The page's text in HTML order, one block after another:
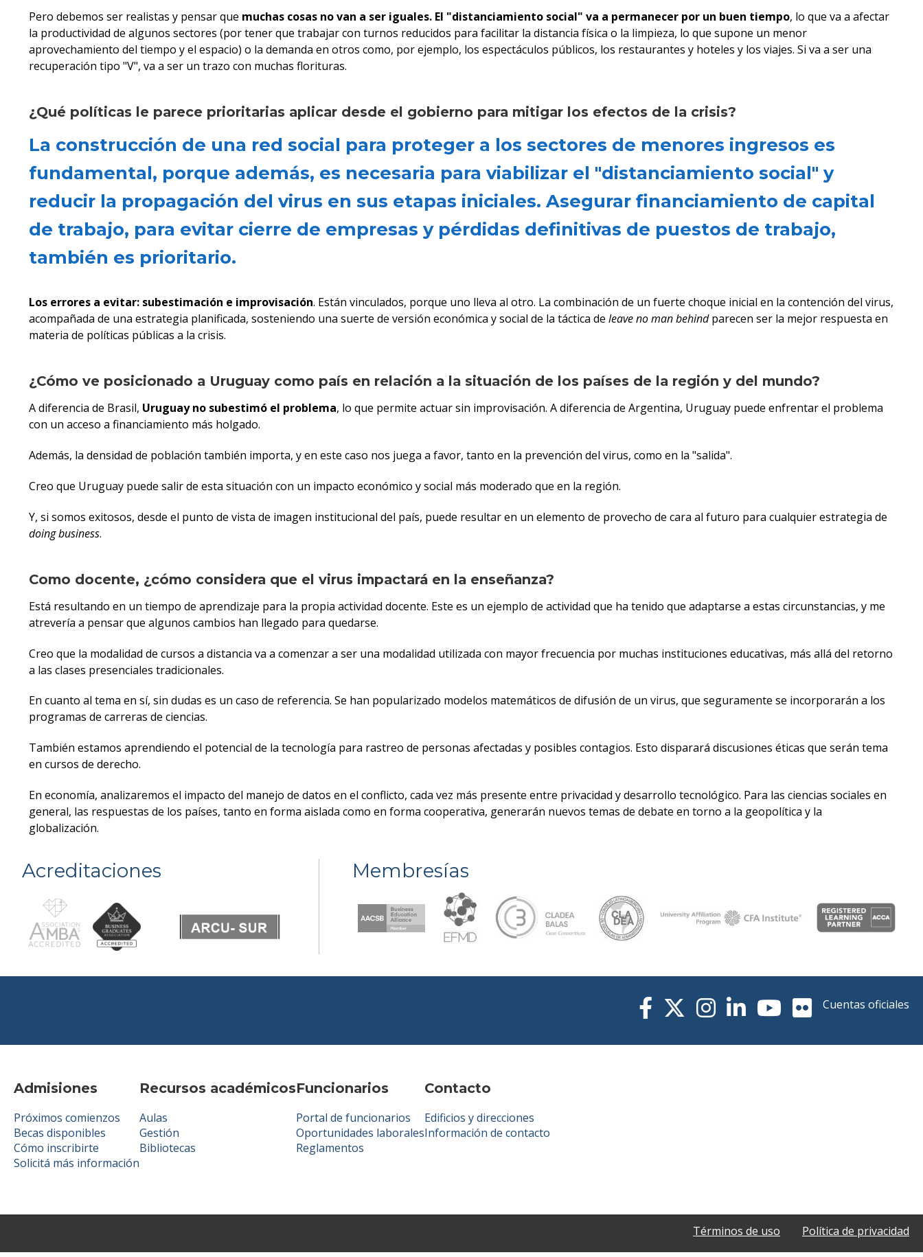
Pero debemos ser realistas y pensar que muchas cosas no van a ser iguales. El "distanciamiento social" va a permanecer por un buen tiempo, lo que va a afectar
la productividad de algunos sectores (por tener que trabajar con turnos reducidos para facilitar la distancia física o la limpieza, lo que supone un menor
aprovechamiento del tiempo y el espacio) o la demanda en otros como, por ejemplo, los espectáculos públicos, los restaurantes y hoteles y los viajes. Si va a ser una
recuperación tipo "V", va a ser un trazo con muchas florituras.
¿Qué políticas le parece prioritarias aplicar desde el gobierno para mitigar los efectos de la crisis?
La construcción de una red social para proteger a los sectores de menores ingresos es
fundamental, porque además, es necesaria para viabilizar el "distanciamiento social" y
reducir la propagación del virus en sus etapas iniciales. Asegurar financiamiento de capital
de trabajo, para evitar cierre de empresas y pérdidas definitivas de puestos de trabajo,
también es prioritario.
Los errores a evitar: subestimación e improvisación. Están vinculados, porque uno lleva al otro. La combinación de un fuerte choque inicial en la contención del virus,
acompañada de una estrategia planificada, sosteniendo una suerte de versión económica y social de la táctica de leave no man behindparecen ser la mejor respuesta en
materia de políticas públicas a la crisis.
¿Cómo ve posicionado a Uruguay como país en relación a la situación de los países de la región y del mundo?
A diferencia de Brasil, Uruguay no subestimó el problema, lo que permite actuar sin improvisación. A diferencia de Argentina, Uruguay puede enfrentar el problema
con un acceso a financiamiento más holgado.
Además, la densidad de población también importa, y en este caso nos juega a favor, tanto en la prevención del virus, como en la "salida".
Creo que Uruguay puede salir de esta situación con un impacto económico y social más moderado que en la región.
Y, si somos exitosos, desde el punto de vista de imagen institucional del país, puede resultar en un elemento de provecho de cara al futuro para cualquier estrategia de
doing business.
Como docente, ¿cómo considera que el virus impactará en la enseñanza?
Está resultando en un tiempo de aprendizaje para la propia actividad docente. Este es un ejemplo de actividad que ha tenido que adaptarse a estas circunstancias, y me
atrevería a pensar que algunos cambios han llegado para quedarse.
Creo que la modalidad de cursos a distancia va a comenzar a ser una modalidad utilizada con mayor frecuencia por muchas instituciones educativas, más allá del retorno
a las clases presenciales tradicionales.
En cuanto al tema en sí, sin dudas es un caso de referencia. Se han popularizado modelos matemáticos de difusión de un virus, que seguramente se incorporarán a los
programas de carreras de ciencias.
También estamos aprendiendo el potencial de la tecnología para rastreo de personas afectadas y posibles contagios. Esto disparará discusiones éticas que serán tema
en cursos de derecho.
En economía, analizaremos el impacto del manejo de datos en el conflicto, cada vez más presente entre privacidad y desarrollo tecnológico. Para las ciencias sociales en
general, las respuestas de los países, tanto en forma aislada como en forma cooperativa, generarán nuevos temas de debate en torno a la geopolítica y la
globalización.
Acreditaciones Membresías
Admisiones
Próximos comienzos
Becas disponibles
Cómo inscribirte
Solicitá más información
Recursos académicos
Aulas
Gestión
Bibliotecas
Funcionarios
Portal de funcionarios
Oportunidades laborales
Reglamentos
Contacto
Edificios y direcciones
Información de contacto
Cuentas oficiales
Términos de uso Política de privacidad